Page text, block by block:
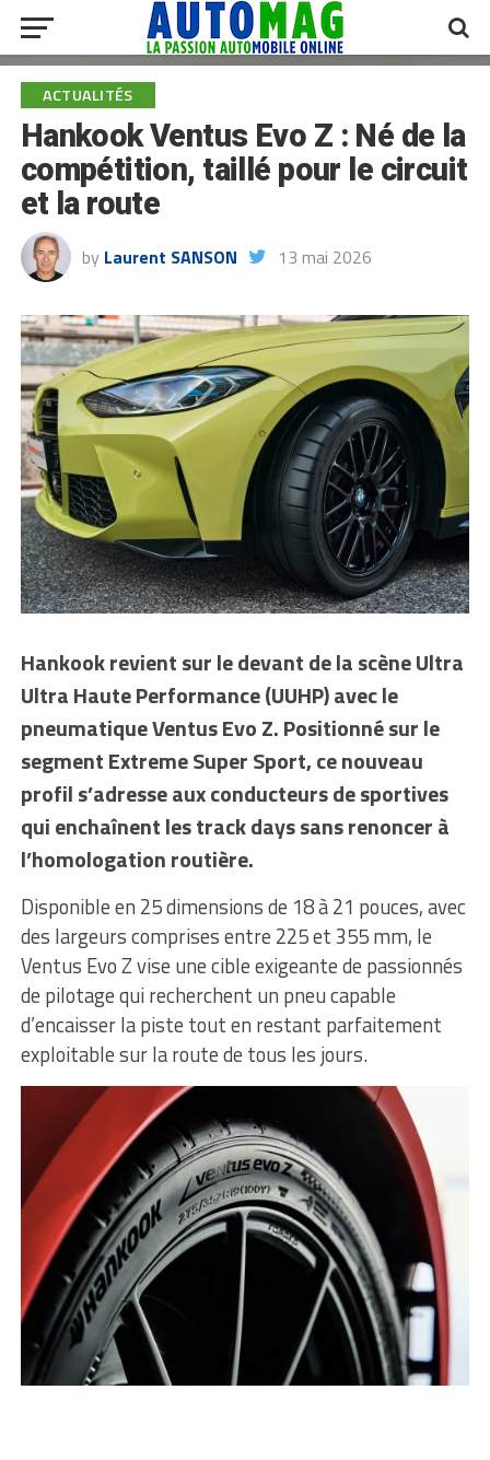
ACTUALITÉS
Hankook Ventus Evo Z : Né de la
compétition, taillé pour le circuit
et la route
by Laurent SANSON 13 mai 2026
Hankook revient sur le devant de la scène Ultra
Ultra Haute Performance (UUHP) avec le
pneumatique Ventus Evo Z. Positionné sur le
segment Extreme Super Sport, ce nouveau
profil s’adresse aux conducteurs de sportives
qui enchaînent les track days sans renoncer à
l’homologation routière.
Disponible en 25 dimensions de 18 à 21 pouces, avec
des largeurs comprises entre 225 et 355 mm, le
Ventus Evo Z vise une cible exigeante de passionnés
de pilotage qui recherchent un pneu capable
d’encaisser la piste tout en restant parfaitement
exploitable sur la route de tous les jours.